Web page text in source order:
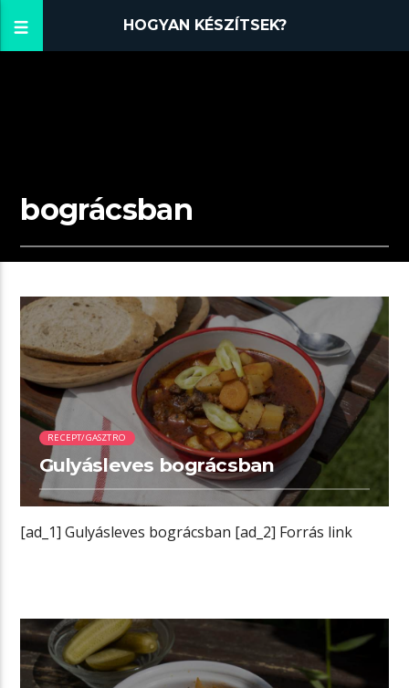
HOGYAN KÉSZÍTSEK?
bográcsban
00:03 READ TIME
RECEPT/GASZTRO
Gulyásleves bográcsban
[ad_1] Gulyásleves bográcsban [ad_2] Forrás link
00:02 READ TIME